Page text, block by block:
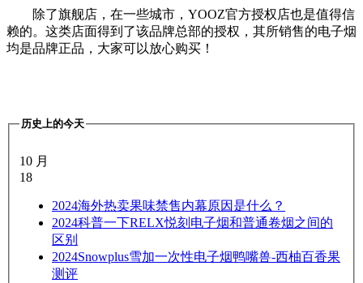
除了旗舰店，在一些城市，YOOZ官方授权店也是值得信
赖的。这类店面得到了该品牌总部的授权，其所销售的电子烟
均是品牌正品，大家可以放心购买！
历史上的今天
10 月
18
2024海外热卖果味禁售内幕原因是什么？
2024科普一下RELX悦刻电子烟和普通卷烟之间的
区别
2024Snowplus雪加一次性电子烟鸭嘴兽-西柚百香果
测评